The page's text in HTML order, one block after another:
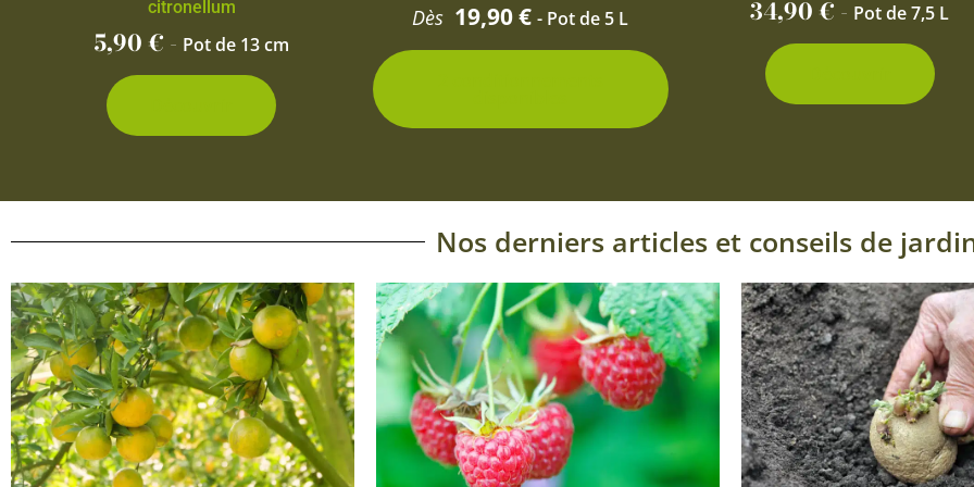
citronellum
5,90€ - Pot de 13 cm
Dès 19,90€ - Pot de 5 L 34,90€ - Pot de 7,5 L
Nos derniers articles et conseils de